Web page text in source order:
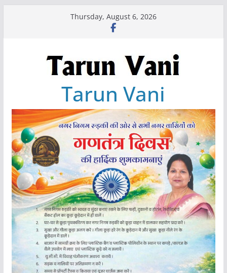
Thursday, August 6, 2026
Tarun Vani